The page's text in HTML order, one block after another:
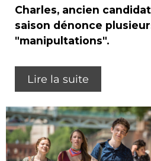
Charles, ancien
saison dénonce
"manipultations".
Lire la suite